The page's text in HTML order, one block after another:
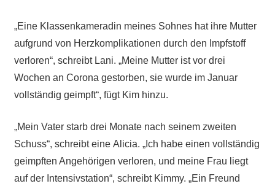
„Eine Klassenkameradin meines Sohnes hat ihre Mutter
aufgrund von Herzkomplikationen durch den Impfstoff
verloren“, schreibt Lani. „Meine Mutter ist vor drei
Wochen an Corona gestorben, sie wurde im Januar
vollständig geimpft“, fügt Kim hinzu.
„Mein Vater starb drei Monate nach seinem zweiten
Schuss“, schreibt eineAlicia. „Ich habe einen vollständig
geimpften Angehörigen verloren, und meine Frau liegt
auf der Intensivstation“, schreibt Kimmy. „Ein Freund